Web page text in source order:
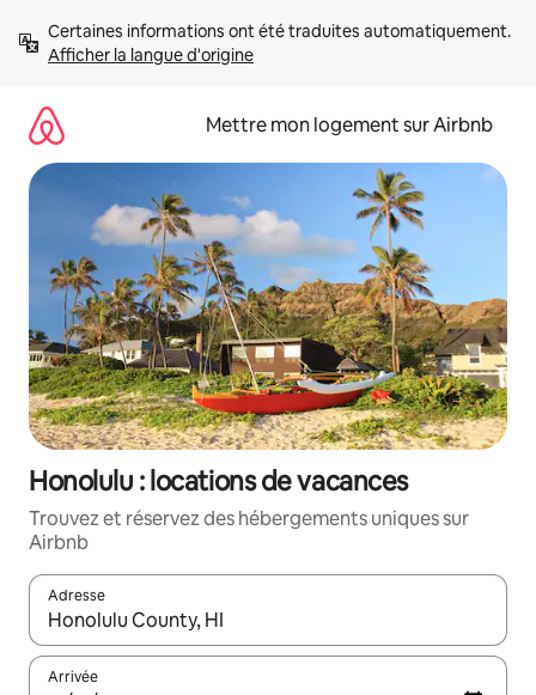
directement
Afficher la langue d'origine
Mettre mon logement sur Airbnb
Honolulu : locations de vacances
Trouvez et réservez des hébergements uniques sur
Airbnb
Adresse
Lorsque les résultats s'affichent, utilisez les flèches vers le
Arrivée